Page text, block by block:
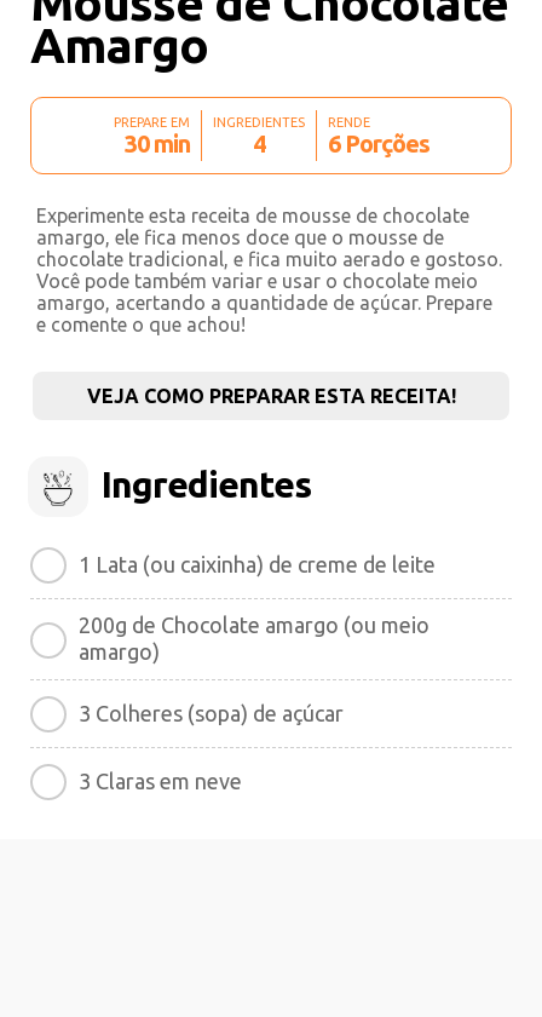
Amargo
PREPARE EM
30 min
INGREDIENTES
4
RENDE
6 Porções
Experimente esta receita de mousse de chocolate
amargo, ele fica menos doce que o mousse de
chocolate tradicional, e fica muito aerado e gostoso.
Você pode também variar e usar o chocolate meio
amargo, acertando a quantidade de açúcar. Prepare
e comente o que achou!
VEJA COMO PREPARAR ESTA RECEITA!
Ingredientes
1 Lata (ou caixinha) de creme de leite
200g de Chocolate amargo (ou meio
amargo)
3 Colheres (sopa) de açúcar
3 Claras em neve